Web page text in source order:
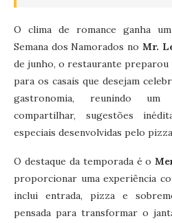
O clima de romance ganha
Semana dos Namorados no Mr.
de junho, o restaurante preparou
para os casais que desejam
gastronomia, reunindo
compartilhar, sugestões
especiais desenvolvidas pelo
O destaque da temporada é o
proporcionar uma experiência
inclui entrada, pizza e
pensada para transformar o